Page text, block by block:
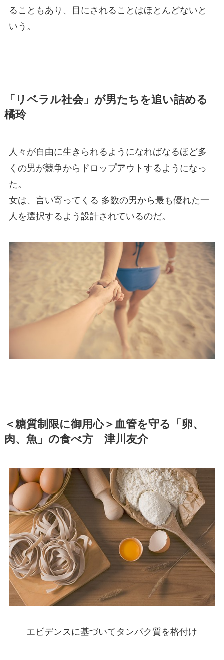
ることもあり、目にされることはほとんどないと
いう。
「リベラル社会」が男たちを追い詰める
橘玲
人々が自由に生きられるようになればなるほど多
くの男が競争からドロップアウトするようになっ
た。
女は、言い寄ってくる 多数の男から最も優れた一
人を選択するよう設計されているのだ。
＜糖質制限に御用心＞血管を守る「卵、
肉、魚」の食べ方 津川友介
エビデンスに基づいてタンパク質を格付け